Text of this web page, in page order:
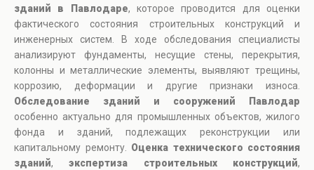
зданий в Павлодаре, которое проводится для оценки
фактического состояния строительных конструкций и
инженерных систем. В ходе обследования специалисты
анализируют фундаменты, несущие стены, перекрытия,
колонны и металлические элементы, выявляют трещины,
коррозию, деформации и другие признаки износа.
Обследование зданий и сооружений Павлодар
особенно актуально для промышленных объектов, жилого
фонда и зданий, подлежащих реконструкции или
капитальному ремонту. Оценка технического состояния
зданий,экспертиза строительных конструкций,